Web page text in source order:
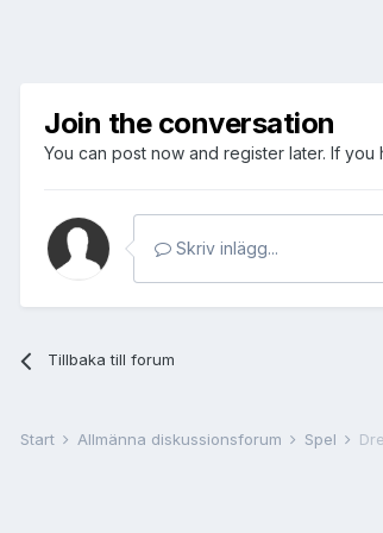
Join the conversation
You can post now and register later. If you
Skriv inlägg...
Tillbaka till forum
Start Allmänna diskussionsforum Spel